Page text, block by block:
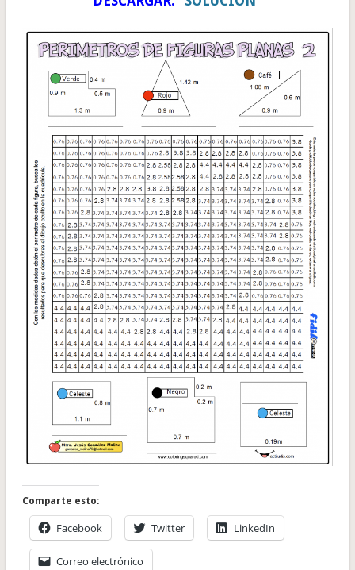
Comparte esto:
Facebook Twitter LinkedIn
Correo electrónico